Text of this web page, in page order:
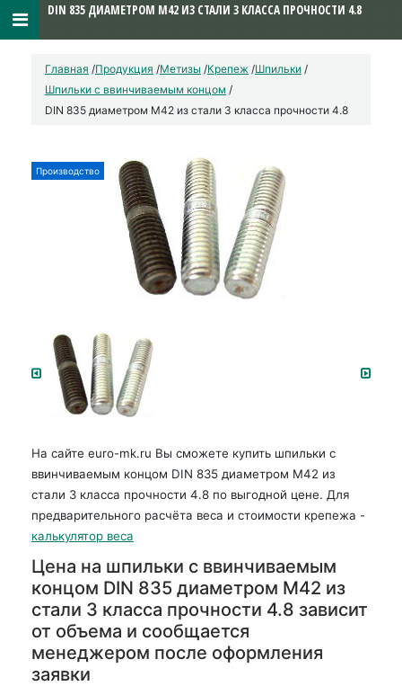
Главная /Продукция /Метизы /Крепеж /Шпильки /
Шпильки с ввинчиваемым концом /
DIN 835 диаметром М42 из стали 3 класса прочности 4.8
Производство
На сайте euro-mk.ru Вы сможете купить шпильки с
ввинчиваемым концом DIN 835 диаметром М42 из
стали 3 класса прочности 4.8 по выгодной цене. Для
предварительного расчёта веса и стоимости крепежа -
калькулятор веса
Цена на шпильки с ввинчиваемым
концом DIN 835 диаметром М42 из
стали 3 класса прочности 4.8 зависит
от объема и сообщается
менеджером после оформления
заявки
DIN 835 ДИАМЕТРОМ М42 ИЗ СТАЛИ 3 КЛАССА ПРОЧНОСТИ 4.8